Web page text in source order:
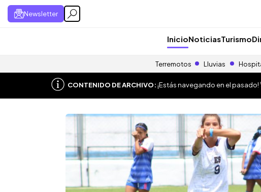
Newsletter
InicioNoticiasTurismo
Terremotos Lluvias
CONTENIDO DE ARCHIVO:¡Estás navegando en el pasado!